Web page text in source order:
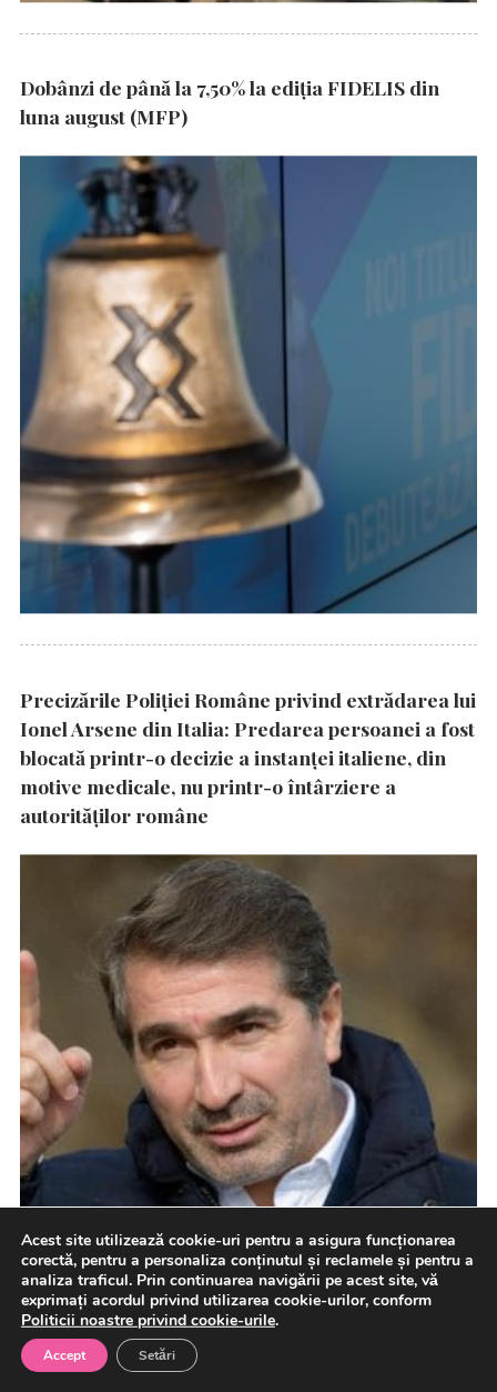
Dobânzi de până la 7,50% la ediția FIDELIS din
luna august (MFP)
Precizările Poliţiei Române privind extrădarea lui
Ionel Arsene din Italia: Predarea persoanei a fost
blocată printr-o decizie a instanţei italiene, din
motive medicale, nu printr-o întârziere a
autorităţilor române
Acest site utilizează cookie-uri pentru a asigura funcționarea
corectă, pentru a personaliza conținutul și reclamele și pentru a
analiza traficul. Prin continuarea navigării pe acest site, vă
exprimați acordul privind utilizarea cookie-urilor, conform
Politicii noastre privind cookie-urile.
Accept Setări